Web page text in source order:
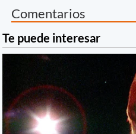
Comentarios